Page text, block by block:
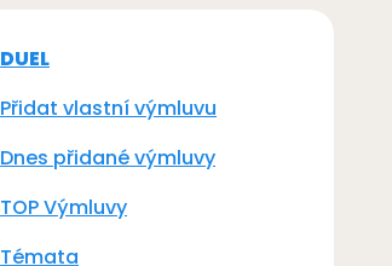
DUEL
Přidat vlastní výmluvu
Dnes přidané výmluvy
TOP Výmluvy
Témata